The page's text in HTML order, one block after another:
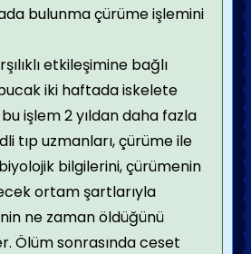
bulunma çürüme işlemini
etkileşimine bağlı
iki haftada iskelete
işlem 2 yıldan daha fazla
tıp uzmanları, çürüme ile
bilgilerini, çürümenin
ortam şartlarıyla
ne zaman öldüğünü
Ölüm sonrasında ceset